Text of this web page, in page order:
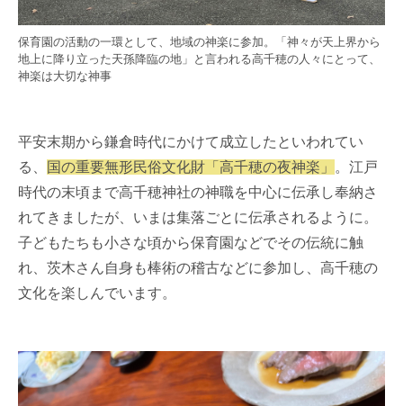
保育園の活動の一環として、地域の神楽に参加。「神々が天上界から
地上に降り立った天孫降臨の地」と言われる高千穂の人々にとって、
神楽は大切な神事
平安末期から鎌倉時代にかけて成立したといわれてい
る、
国の重要無形民俗文化財「高千穂の夜神楽」
。江戸
時代の末頃まで高千穂神社の神職を中心に伝承し奉納さ
れてきましたが、いまは集落ごとに伝承されるように。
子どもたちも小さな頃から保育園などでその伝統に触
れ、茨木さん自身も棒術の稽古などに参加し、高千穂の
文化を楽しんでいます。